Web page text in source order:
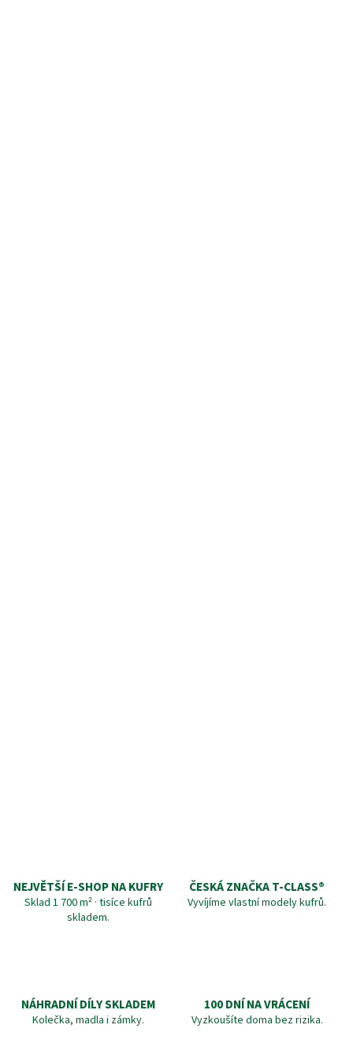
NEJVĚTŠÍ E-SHOP NA KUFRY
Sklad 1 700 m² · tisíce kufrů
skladem.
ČESKÁ ZNAČKA T‑CLASS®
Vyvíjíme vlastní modely kufrů.
NÁHRADNÍ DÍLY SKLADEM
Kolečka, madla i zámky.
100 DNÍ NA VRÁCENÍ
Vyzkoušíte doma bez rizika.